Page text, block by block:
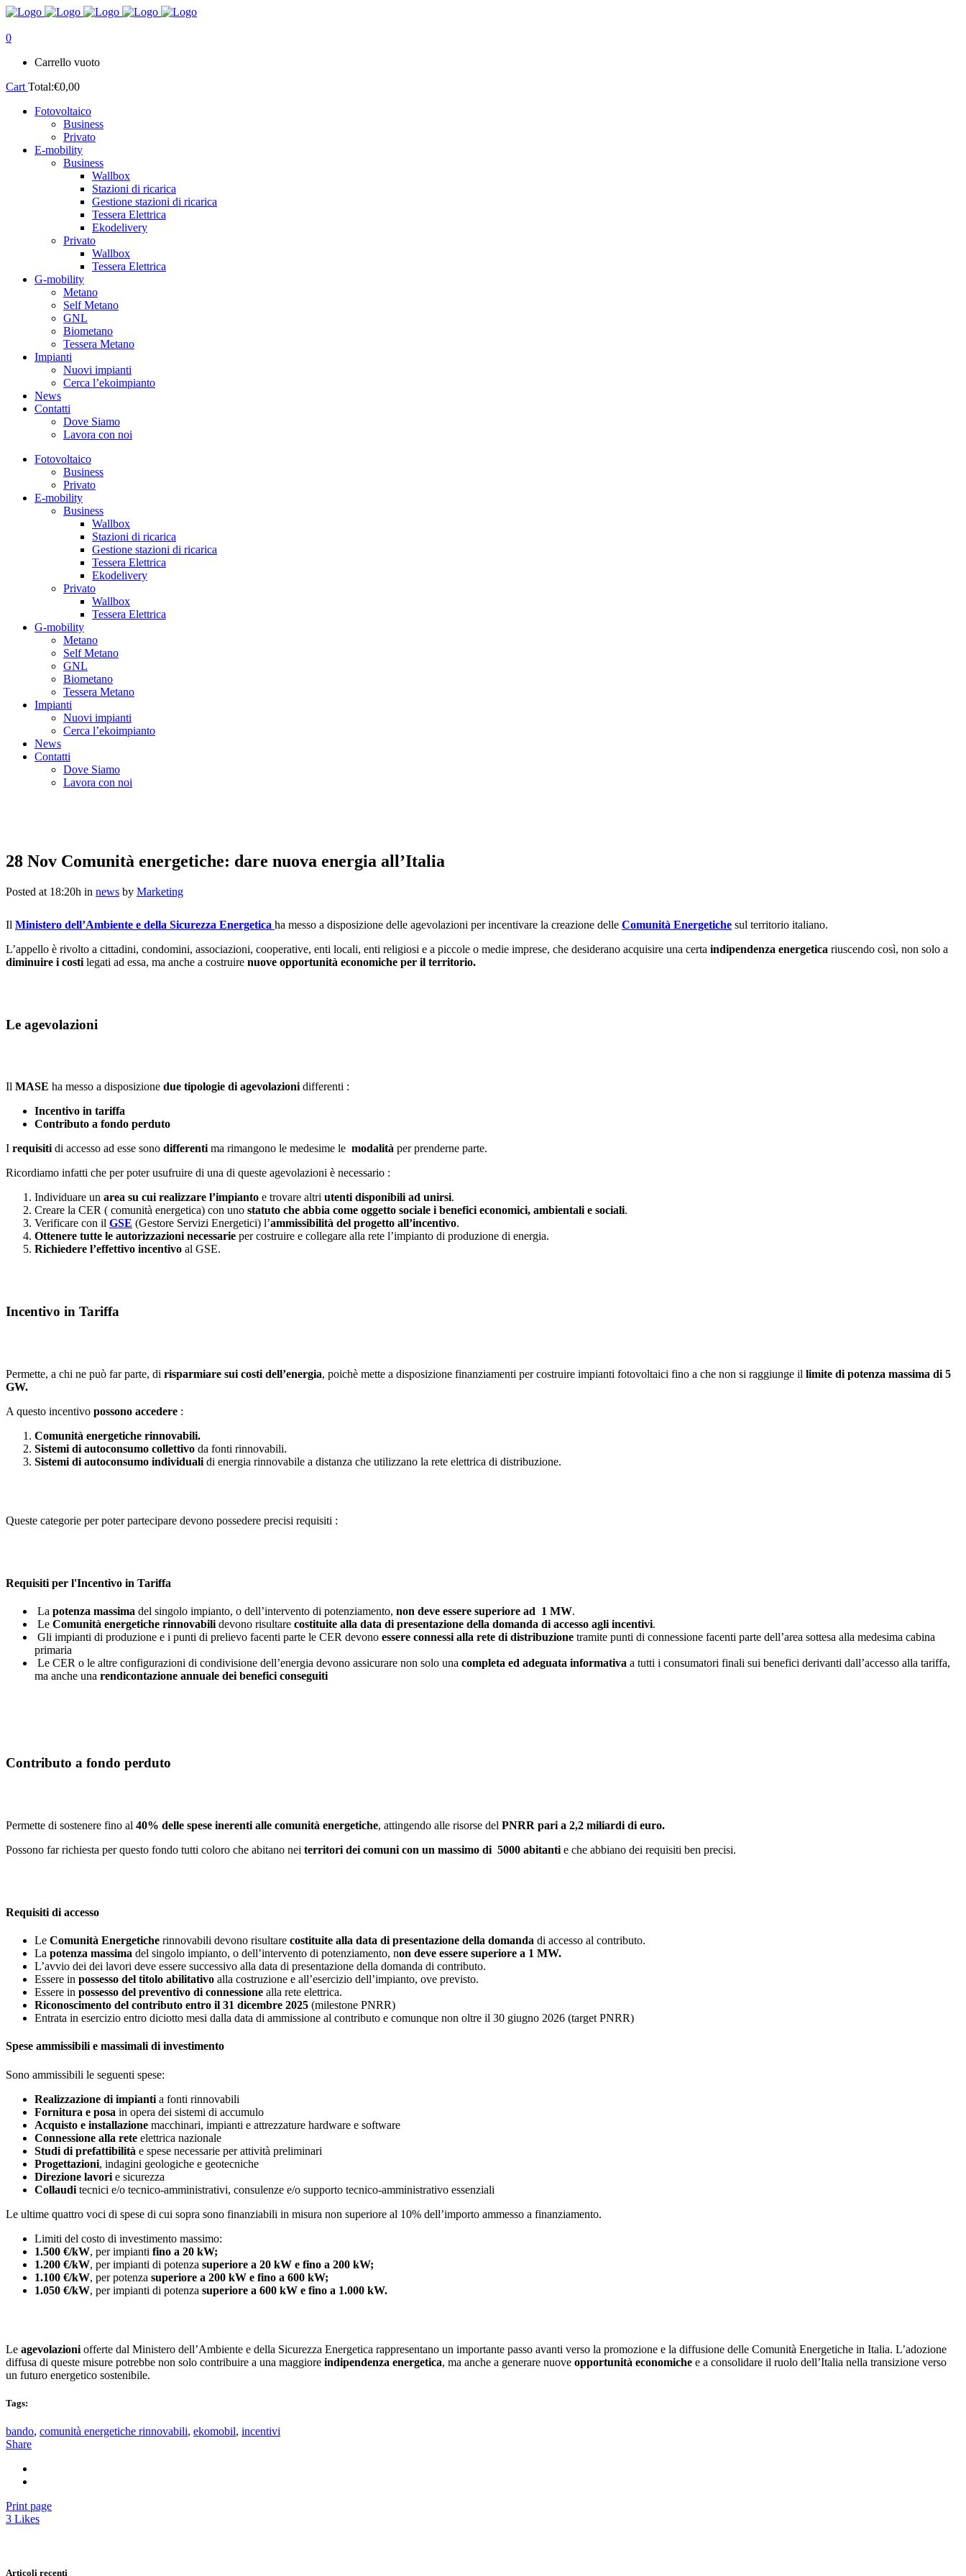
0
Carrello vuoto
Cart Total:€0,00
Fotovoltaico
Business
Privato
E-mobility
Business
Wallbox
Stazioni di ricarica
Gestione stazioni di ricarica
Tessera Elettrica
Ekodelivery
Privato
Wallbox
Tessera Elettrica
G-mobility
Metano
Self Metano
GNL
Biometano
Tessera Metano
Impianti
Nuovi impianti
Cerca l’ekoimpianto
News
Contatti
Dove Siamo
Lavora con noi
Fotovoltaico
Business
Privato
E-mobility
Business
Wallbox
Stazioni di ricarica
Gestione stazioni di ricarica
Tessera Elettrica
Ekodelivery
Privato
Wallbox
Tessera Elettrica
G-mobility
Metano
Self Metano
GNL
Biometano
Tessera Metano
Impianti
Nuovi impianti
Cerca l’ekoimpianto
News
Contatti
Dove Siamo
Lavora con noi
28 Nov Comunità energetiche: dare nuova energia all’Italia
Posted at 18:20h in news by Marketing
Il Ministero dell’Ambiente e della Sicurezza Energetica ha messo a disposizione delle agevolazioni per incentivare la creazione delle Comunità Energetiche sul territorio italiano.
L’appello è rivolto a cittadini, condomini, associazioni, cooperative, enti locali, enti religiosi e a piccole o medie imprese, che desiderano acquisire una certa indipendenza energetica riuscendo così, non solo a
diminuire i costi legati ad essa, ma anche a costruire nuove opportunità economiche per il territorio.
Le agevolazioni
Il MASE ha messo a disposizione due tipologie di agevolazioni differenti :
Incentivo in tariffa
Contributo a fondo perduto
I requisiti di accesso ad esse sono differenti ma rimangono le medesime le modalità per prenderne parte.
Ricordiamo infatti che per poter usufruire di una di queste agevolazioni è necessario :
Individuare un area su cui realizzare l’impianto e trovare altri utenti disponibili ad unirsi.
Creare la CER ( comunità energetica) con uno statuto che abbia come oggetto sociale i benefici economici, ambientali e sociali.
Verificare con il GSE (Gestore Servizi Energetici) l’ammissibilità del progetto all’incentivo.
Ottenere tutte le autorizzazioni necessarie per costruire e collegare alla rete l’impianto di produzione di energia.
Richiedere l’effettivo incentivo al GSE.
Incentivo in Tariffa
Permette, a chi ne può far parte, di risparmiare sui costi dell’energia, poichè mette a disposizione finanziamenti per costruire impianti fotovoltaici fino a che non si raggiunge il limite di potenza massima di 5
GW.
A questo incentivo possono accedere :
Comunità energetiche rinnovabili.
Sistemi di autoconsumo collettivo da fonti rinnovabili.
Sistemi di autoconsumo individuali di energia rinnovabile a distanza che utilizzano la rete elettrica di distribuzione.
Queste categorie per poter partecipare devono possedere precisi requisiti :
Requisiti per l'Incentivo in Tariffa
La potenza massima del singolo impianto, o dell’intervento di potenziamento, non deve essere superiore ad 1 MW.
Le Comunità energetiche rinnovabili devono risultare costituite alla data di presentazione della domanda di accesso agli incentivi.
Gli impianti di produzione e i punti di prelievo facenti parte le CER devono essere connessi alla rete di distribuzione tramite punti di connessione facenti parte dell’area sottesa alla medesima cabina
primaria
Le CER o le altre configurazioni di condivisione dell’energia devono assicurare non solo una completa ed adeguata informativa a tutti i consumatori finali sui benefici derivanti dall’accesso alla tariffa,
ma anche una rendicontazione annuale dei benefici conseguiti
Contributo a fondo perduto
Permette di sostenere fino al 40% delle spese inerenti alle comunità energetiche, attingendo alle risorse del PNRR pari a 2,2 miliardi di euro.
Possono far richiesta per questo fondo tutti coloro che abitano nei territori dei comuni con un massimo di 5000 abitanti e che abbiano dei requisiti ben precisi.
Requisiti di accesso
Le Comunità Energetiche rinnovabili devono risultare costituite alla data di presentazione della domanda di accesso al contributo.
La potenza massima del singolo impianto, o dell’intervento di potenziamento, non deve essere superiore a 1 MW.
L’avvio dei dei lavori deve essere successivo alla data di presentazione della domanda di contributo.
Essere in possesso del titolo abilitativo alla costruzione e all’esercizio dell’impianto, ove previsto.
Essere in possesso del preventivo di connessione alla rete elettrica.
Riconoscimento del contributo entro il 31 dicembre 2025 (milestone PNRR)
Entrata in esercizio entro diciotto mesi dalla data di ammissione al contributo e comunque non oltre il 30 giugno 2026 (target PNRR)
Spese ammissibili e massimali di investimento
Sono ammissibili le seguenti spese:
Realizzazione di impianti a fonti rinnovabili
Fornitura e posa in opera dei sistemi di accumulo
Acquisto e installazione macchinari, impianti e attrezzature hardware e software
Connessione alla rete elettrica nazionale
Studi di prefattibilità e spese necessarie per attività preliminari
Progettazioni, indagini geologiche e geotecniche
Direzione lavori e sicurezza
Collaudi tecnici e/o tecnico-amministrativi, consulenze e/o supporto tecnico-amministrativo essenziali
Le ultime quattro voci di spese di cui sopra sono finanziabili in misura non superiore al 10% dell’importo ammesso a finanziamento.
Limiti del costo di investimento massimo:
1.500 €/kW, per impianti fino a 20 kW;
1.200 €/kW, per impianti di potenza superiore a 20 kW e fino a 200 kW;
1.100 €/kW, per potenza superiore a 200 kW e fino a 600 kW;
1.050 €/kW, per impianti di potenza superiore a 600 kW e fino a 1.000 kW.
Le agevolazioni offerte dal Ministero dell’Ambiente e della Sicurezza Energetica rappresentano un importante passo avanti verso la promozione e la diffusione delle Comunità Energetiche in Italia. L’adozione
diffusa di queste misure potrebbe non solo contribuire a una maggiore indipendenza energetica, ma anche a generare nuove opportunità economiche e a consolidare il ruolo dell’Italia nella transizione verso
un futuro energetico sostenibile.
Tags:
bando, comunità energetiche rinnovabili, ekomobil, incentivi
Share
Print page
3 Likes
Articoli recenti